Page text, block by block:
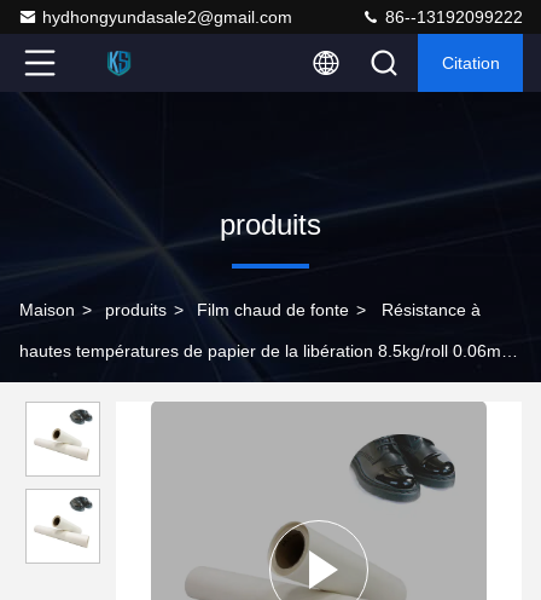
hydhongyundasale2@gmail.com 86--13192099222
Citation
produits
Maison > produits > Film chaud de fonte > Résistance à
hautes températures de papier de la libération 8.5kg/roll 0.06mm